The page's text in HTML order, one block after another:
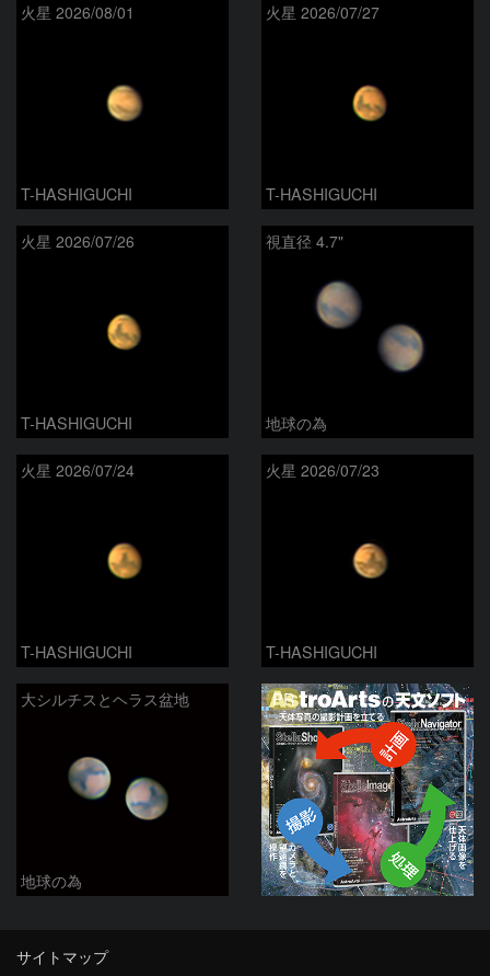
火星 2026/08/01
T-HASHIGUCHI
火星 2026/07/27
T-HASHIGUCHI
火星 2026/07/26
T-HASHIGUCHI
視直径 4.7"
地球の為
火星 2026/07/24
T-HASHIGUCHI
火星 2026/07/23
T-HASHIGUCHI
大シルチスとヘラス盆地
地球の為
PR
サイトマップ